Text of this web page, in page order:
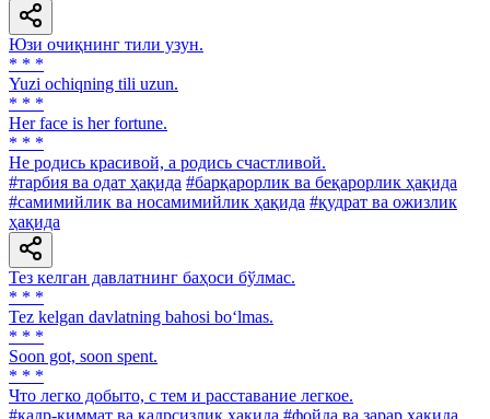
Юзи очиқнинг тили узун.
* * *
Yuzi ochiqning tili uzun.
* * *
Her face is her fortune.
* * *
He родись красивой, а родись счастливой.
#тарбия ва одат ҳақида #барқарорлик ва беқарорлик ҳақида
#самимийлик ва носамимийлик ҳақида #қудрат ва ожизлик
ҳақида
Тез келган давлатнинг баҳоси бўлмас.
* * *
Tez kelgan davlatning bahosi bo‘lmas.
* * *
Soon got, soon spent.
* * *
Что легко добыто, с тем и расставание легкое.